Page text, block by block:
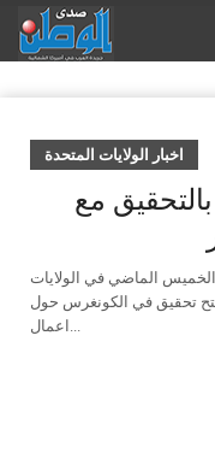
اخبار الولايات المتحدة
مع
الماضي في الولايات
(51 بالمئة) تريد فتح تحقيق في الكونغرس حول
اعمال...